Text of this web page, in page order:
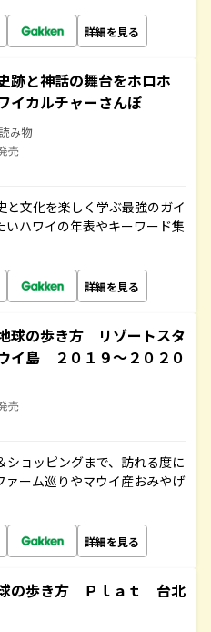
詳細を見る
と神話の舞台をホロホ
カルチャーさんぽ
み物
売
と文化を楽しく学ぶ最強のガイ
いハワイの年表やキーワード集
詳細を見る
球の歩き方 リゾートスタ
イ島 ２０１９～２０２０
売
ョッピングまで、訪れる度に
ーム巡りやマウイ産おみやげ
詳細を見る
の歩き方 Ｐｌａｔ 台北